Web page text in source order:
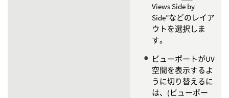
Views Side by
Side”などのレイア
ウトを選択しま
す。
ビューポートがUV
空間を表示するよ
うに切り替えるに
は、(ビューポー